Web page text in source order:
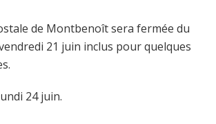
de Montbenoît sera fermée du
21 juin inclus pour quelques
24 juin.